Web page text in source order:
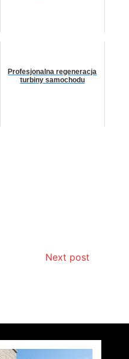
Profesjonalna regeneracja
turbiny samochodu
Next post